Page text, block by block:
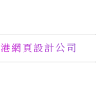
網頁設計公司